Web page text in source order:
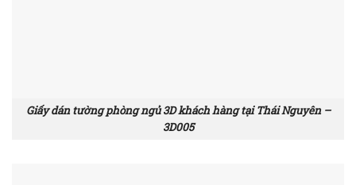
Giấy dán tường phòng ngủ 3D khách hàng tại Thái Nguyên –
3D005